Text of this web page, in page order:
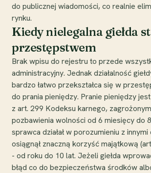
do publicznej wiadomości, co realnie
rynku.
Kiedy nielegalna giełda
przestępstwem
Brak wpisu do rejestru to przede
administracyjny. Jednak działalność
bardzo łatwo przekształca się w
do prania pieniędzy. Pranie pieniędzy
z art. 299 Kodeksu karnego,
pozbawienia wolności od 6 miesięcy do
sprawca działał w porozumieniu z
osiągnął znaczną korzyść majątkową
- od roku do 10 lat. Jeżeli giełda
błąd co do bezpieczeństwa środków